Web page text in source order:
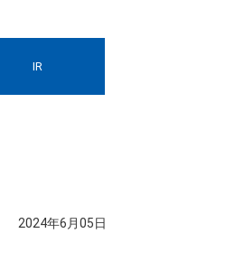
IR
2024年6月05日